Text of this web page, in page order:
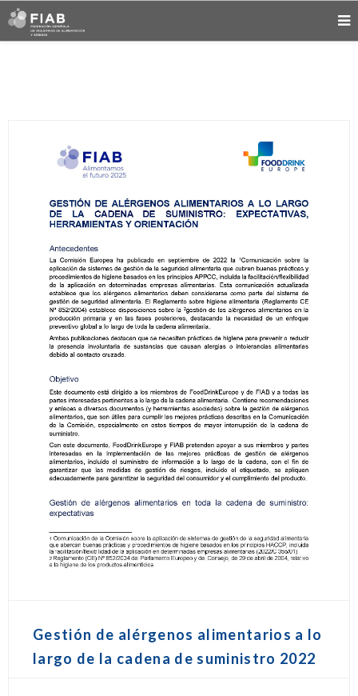
Gestión de alérgenos alimentarios a lo
largo de la cadena de suministro 2022